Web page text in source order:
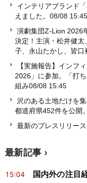
インテリアブランド
えました。 08/08 15:45
演劇集団Z-Lion 2026
決定！主演・松井健
子、永山たかし、皆口
【実施報告】インフ
2026」に参加。「打
組み08/08 15:45
沢のある土地だけを
都道府県452件を公開。
最新のプレスリリー
最新記事
15:04 国内外の注目